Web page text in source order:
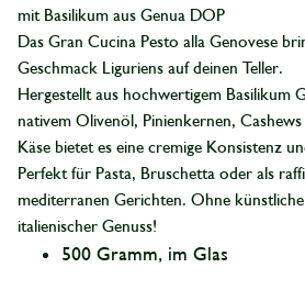
mit Basilikum aus Genua DOP
Das Gran Cucina Pesto alla Genovese
Geschmack Liguriens auf deinen Teller.
Hergestellt aus hochwertigem Basilikum
nativem Olivenöl, Pinienkernen,
Käse bietet es eine cremige Konsistenz
Perfekt für Pasta, Bruschetta oder als
mediterranen Gerichten. Ohne
italienischer Genuss!
500 Gramm, im Glas